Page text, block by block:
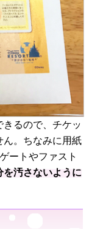
るので、チケッ
ん。ちなみに用紙
ートやファスト
を汚さないように